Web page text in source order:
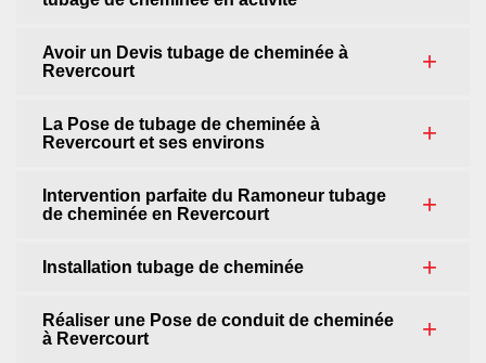
Avoir un Devis tubage de cheminée à
Revercourt
La Pose de tubage de cheminée à
Revercourt et ses environs
Intervention parfaite du Ramoneur tubage
de cheminée en Revercourt
Installation tubage de cheminée
Réaliser une Pose de conduit de cheminée
à Revercourt